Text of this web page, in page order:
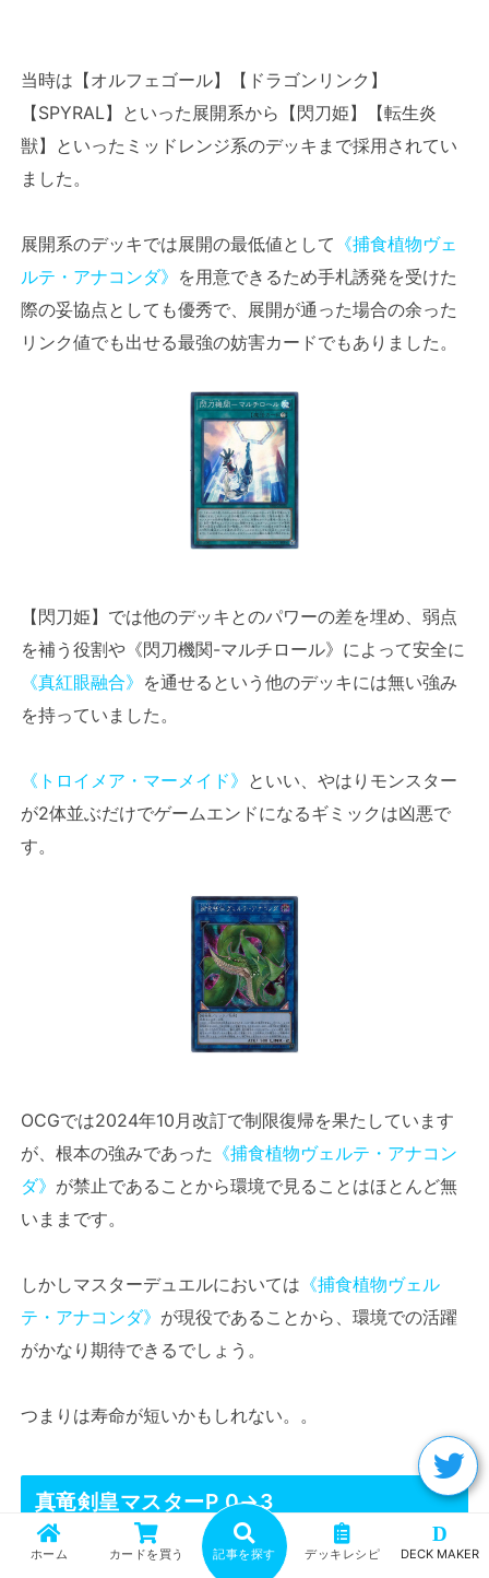
当時は【オルフェゴール】【ドラゴンリンク】
【SPYRAL】といった展開系から【閃刀姫】【転生炎
獣】といったミッドレンジ系のデッキまで採用されてい
ました。
展開系のデッキでは展開の最低値として 《捕食植物ヴェ
ルテ・アナコンダ》 を用意できるため手札誘発を受けた
際の妥協点としても優秀で、展開が通った場合の余った
リンク値でも出せる最強の妨害カードでもありました。
【閃刀姫】では他のデッキとのパワーの差を埋め、弱点
を補う役割や《閃刀機関-マルチロール》によって安全に
《真紅眼融合》 を通せるという他のデッキには無い強み
を持っていました。
《トロイメア・マーメイド》 といい、やはりモンスター
が2体並ぶだけでゲームエンドになるギミックは凶悪で
す。
OCGでは2024年10月改訂で制限復帰を果たしています
が、根本の強みであった 《捕食植物ヴェルテ・アナコン
ダ》 が禁止であることから環境で見ることはほとんど無
いままです。
しかしマスターデュエルにおいては 《捕食植物ヴェル
テ・アナコンダ》 が現役であることから、環境での活躍
がかなり期待できるでしょう。
つまりは寿命が短いかもしれない。。
真竜剣皇マスターP 0→3
(制限カード) 【 効果モンスター 】
ホーム カードを買う 記事を探す デッキレシピ
D
DECK MAKER